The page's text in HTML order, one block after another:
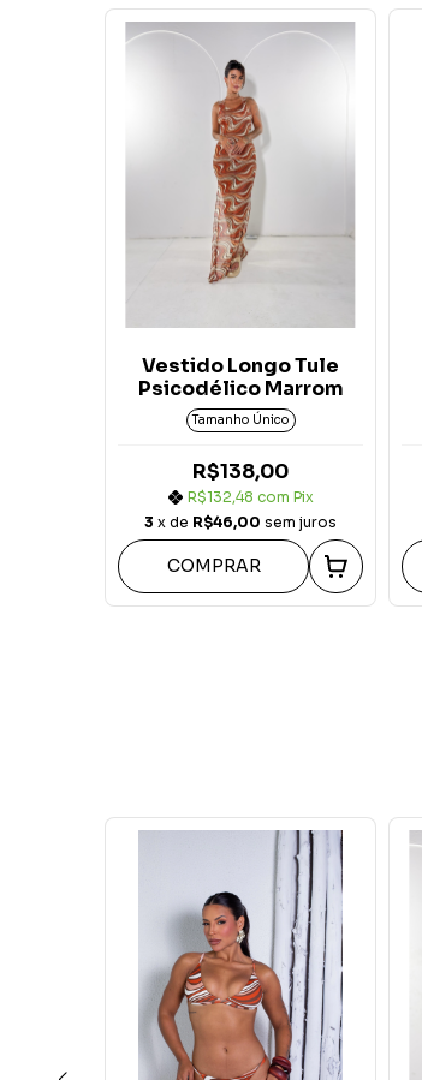
Vestido Longo Tule
Psicodélico Marrom
Tamanho Único
R$138,00
R$132,48 com Pix
3 x de R$46,00 sem juros
COMPRAR